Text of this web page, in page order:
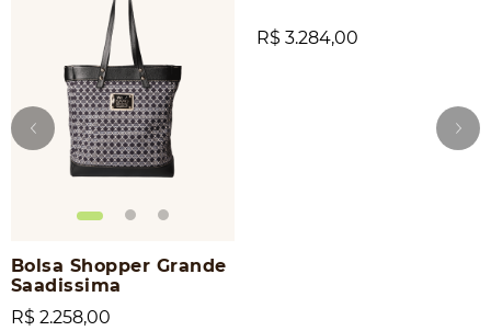
Bolsa Shopper Grande
Saadissima
R$ 2.258,00
R$ 3.284,00